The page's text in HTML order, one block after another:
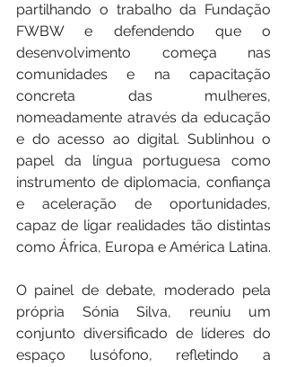
partilhando o trabalho da Fundação
FWBW e defendendo que o
desenvolvimento começa nas
comunidades e na capacitação
concreta das mulheres,
nomeadamente através da educação
e do acesso ao digital. Sublinhou o
papel da língua portuguesa como
instrumento de diplomacia, confiança
e aceleração de oportunidades,
capaz de ligar realidades tão distintas
como África, Europa e América Latina.
O painel de debate, moderado pela
própria Sónia Silva, reuniu um
conjunto diversificado de líderes do
espaço lusófono, refletindo a